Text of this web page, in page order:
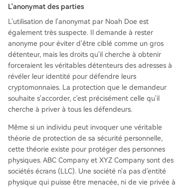
L'anonymat des parties
L'utilisation de l'anonymat par Noah Doe est
également très suspecte. Il demande à rester
anonyme pour éviter d'être ciblé comme un gros
détenteur, mais les droits qu'il cherche à obtenir
forceraient les véritables détenteurs des adresses à
révéler leur identité pour défendre leurs
cryptomonnaies. La protection que le demandeur
souhaite s'accorder, c'est précisément celle qu'il
cherche à priver à tous les défendeurs.
Même si un individu peut invoquer une véritable
théorie de protection de sa sécurité personnelle,
cette théorie existe pour protéger des personnes
physiques. ABC Company et XYZ Company sont des
sociétés écrans (LLC). Une société n'a pas d'entité
physique qui puisse être menacée, ni de vie privée à